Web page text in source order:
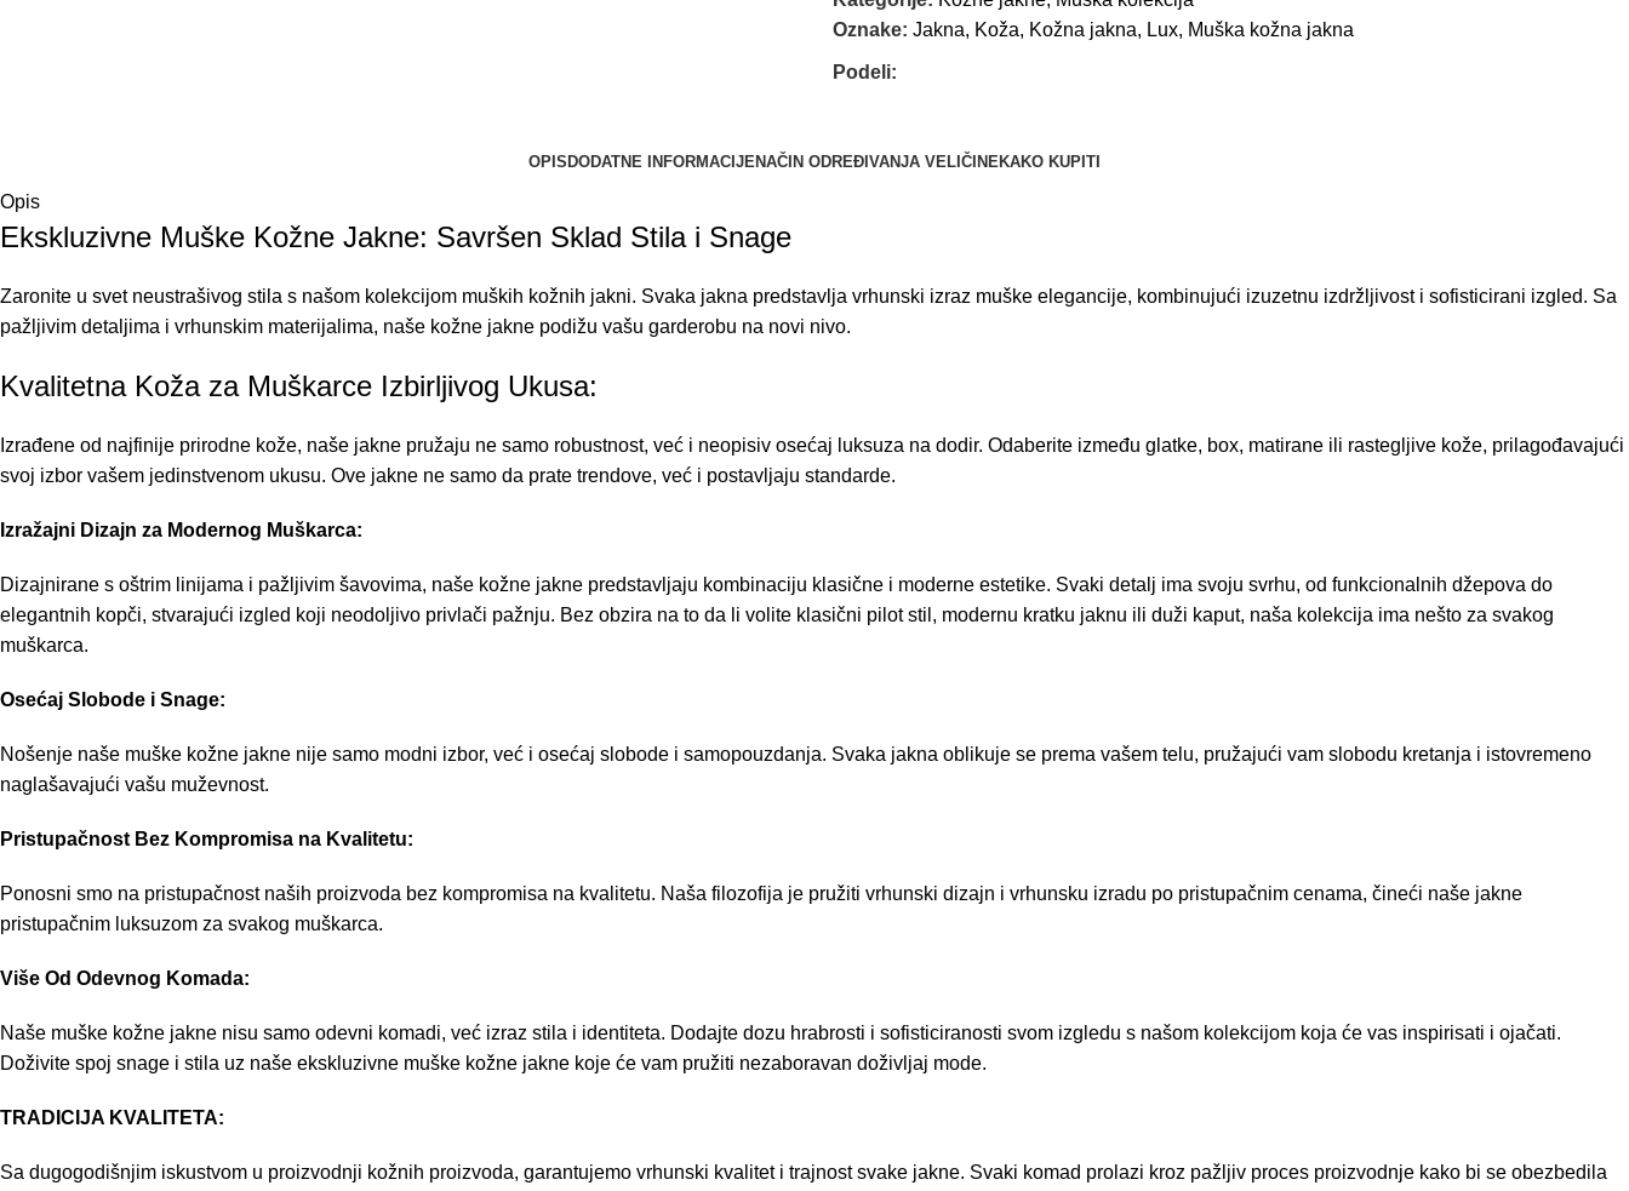
Oznake: Jakna, Koža, Kožna jakna, Lux, Muška kožna jakna
Podeli:
OPISDODATNE INFORMACIJENAČIN ODREĐIVANJA VELIČINEKAKO KUPITI
Opis
Ekskluzivne Muške Kožne Jakne: Savršen Sklad Stila i Snage
Zaronite u svet neustrašivog stila s našom kolekcijom muških kožnih jakni. Svaka jakna predstavlja vrhunski izraz muške elegancije, kombinujući izuzetnu izdržljivost i sofisticirani izgled. Sa
pažljivim detaljima i vrhunskim materijalima, naše kožne jakne podižu vašu garderobu na novi nivo.
Kvalitetna Koža za Muškarce Izbirljivog Ukusa:
Izrađene od najfinije prirodne kože, naše jakne pružaju ne samo robustnost, već i neopisiv osećaj luksuza na dodir. Odaberite između glatke, box, matirane ili rastegljive kože, prilagođavajući
svoj izbor vašem jedinstvenom ukusu. Ove jakne ne samo da prate trendove, već i postavljaju standarde.
Izražajni Dizajn za Modernog Muškarca:
Dizajnirane s oštrim linijama i pažljivim šavovima, naše kožne jakne predstavljaju kombinaciju klasične i moderne estetike. Svaki detalj ima svoju svrhu, od funkcionalnih džepova do
elegantnih kopči, stvarajući izgled koji neodoljivo privlači pažnju. Bez obzira na to da li volite klasični pilot stil, modernu kratku jaknu ili duži kaput, naša kolekcija ima nešto za svakog
muškarca.
Osećaj Slobode i Snage:
Nošenje naše muške kožne jakne nije samo modni izbor, već i osećaj slobode i samopouzdanja. Svaka jakna oblikuje se prema vašem telu, pružajući vam slobodu kretanja i istovremeno
naglašavajući vašu muževnost.
Pristupačnost Bez Kompromisa na Kvalitetu:
Ponosni smo na pristupačnost naših proizvoda bez kompromisa na kvalitetu. Naša filozofija je pružiti vrhunski dizajn i vrhunsku izradu po pristupačnim cenama, čineći naše jakne
pristupačnim luksuzom za svakog muškarca.
Više Od Odevnog Komada:
Naše muške kožne jakne nisu samo odevni komadi, već izraz stila i identiteta. Dodajte dozu hrabrosti i sofisticiranosti svom izgledu s našom kolekcijom koja će vas inspirisati i ojačati.
Doživite spoj snage i stila uz naše ekskluzivne muške kožne jakne koje će vam pružiti nezaboravan doživljaj mode.
TRADICIJA KVALITETA:
Sa dugogodišnjim iskustvom u proizvodnji kožnih proizvoda, garantujemo vrhunski kvalitet i trajnost svake jakne. Svaki komad prolazi kroz pažljiv proces proizvodnje kako bi se obezbedila